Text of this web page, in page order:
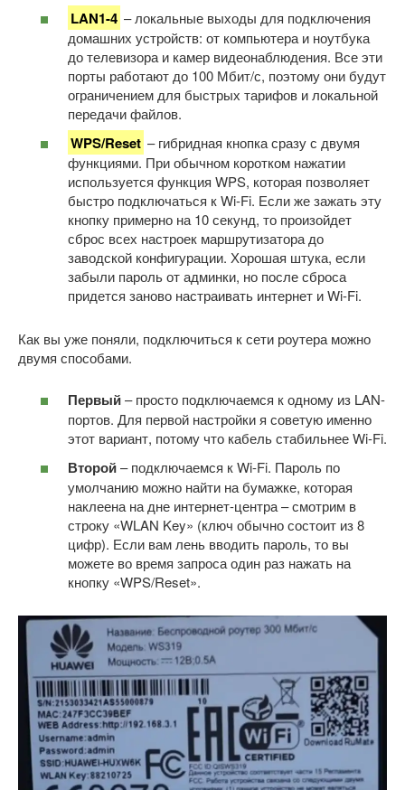
LAN1-4 – локальные выходы для подключения
домашних устройств: от компьютера и ноутбука
до телевизора и камер видеонаблюдения. Все эти
порты работают до 100 Мбит/с, поэтому они будут
ограничением для быстрых тарифов и локальной
передачи файлов.
WPS/Reset – гибридная кнопка сразу с двумя
функциями. При обычном коротком нажатии
используется функция WPS, которая позволяет
быстро подключаться к Wi-Fi. Если же зажать эту
кнопку примерно на 10 секунд, то произойдет
сброс всех настроек маршрутизатора до
заводской конфигурации. Хорошая штука, если
забыли пароль от админки, но после сброса
придется заново настраивать интернет и Wi-Fi.
Как вы уже поняли, подключиться к сети роутера можно
двумя способами.
Первый– просто подключаемся к одному из LAN-
портов. Для первой настройки я советую именно
этот вариант, потому что кабель стабильнее Wi-Fi.
Второй– подключаемся к Wi-Fi. Пароль по
умолчанию можно найти на бумажке, которая
наклеена на дне интернет-центра – смотрим в
строку «WLAN Key» (ключ обычно состоит из 8
цифр). Если вам лень вводить пароль, то вы
можете во время запроса один раз нажать на
кнопку «WPS/Reset».